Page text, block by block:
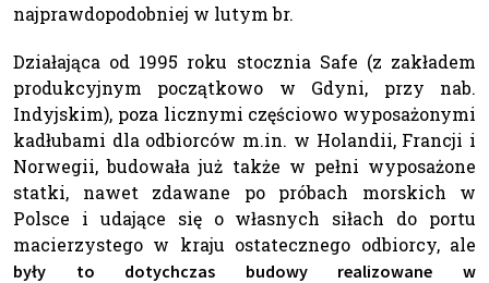
najprawdopodobniej w lutym br.
Działająca od 1995 roku stocznia Safe (z zakładem
produkcyjnym początkowo w Gdyni, przy nab.
Indyjskim), poza licznymi częściowo wyposażonymi
kadłubami dla odbiorców m.in. w Holandii, Francji i
Norwegii, budowała już także w pełni wyposażone
statki, nawet zdawane po próbach morskich w
Polsce i udające się o własnych siłach do portu
macierzystego w kraju ostatecznego odbiorcy, ale
były to dotychczas budowy realizowane w